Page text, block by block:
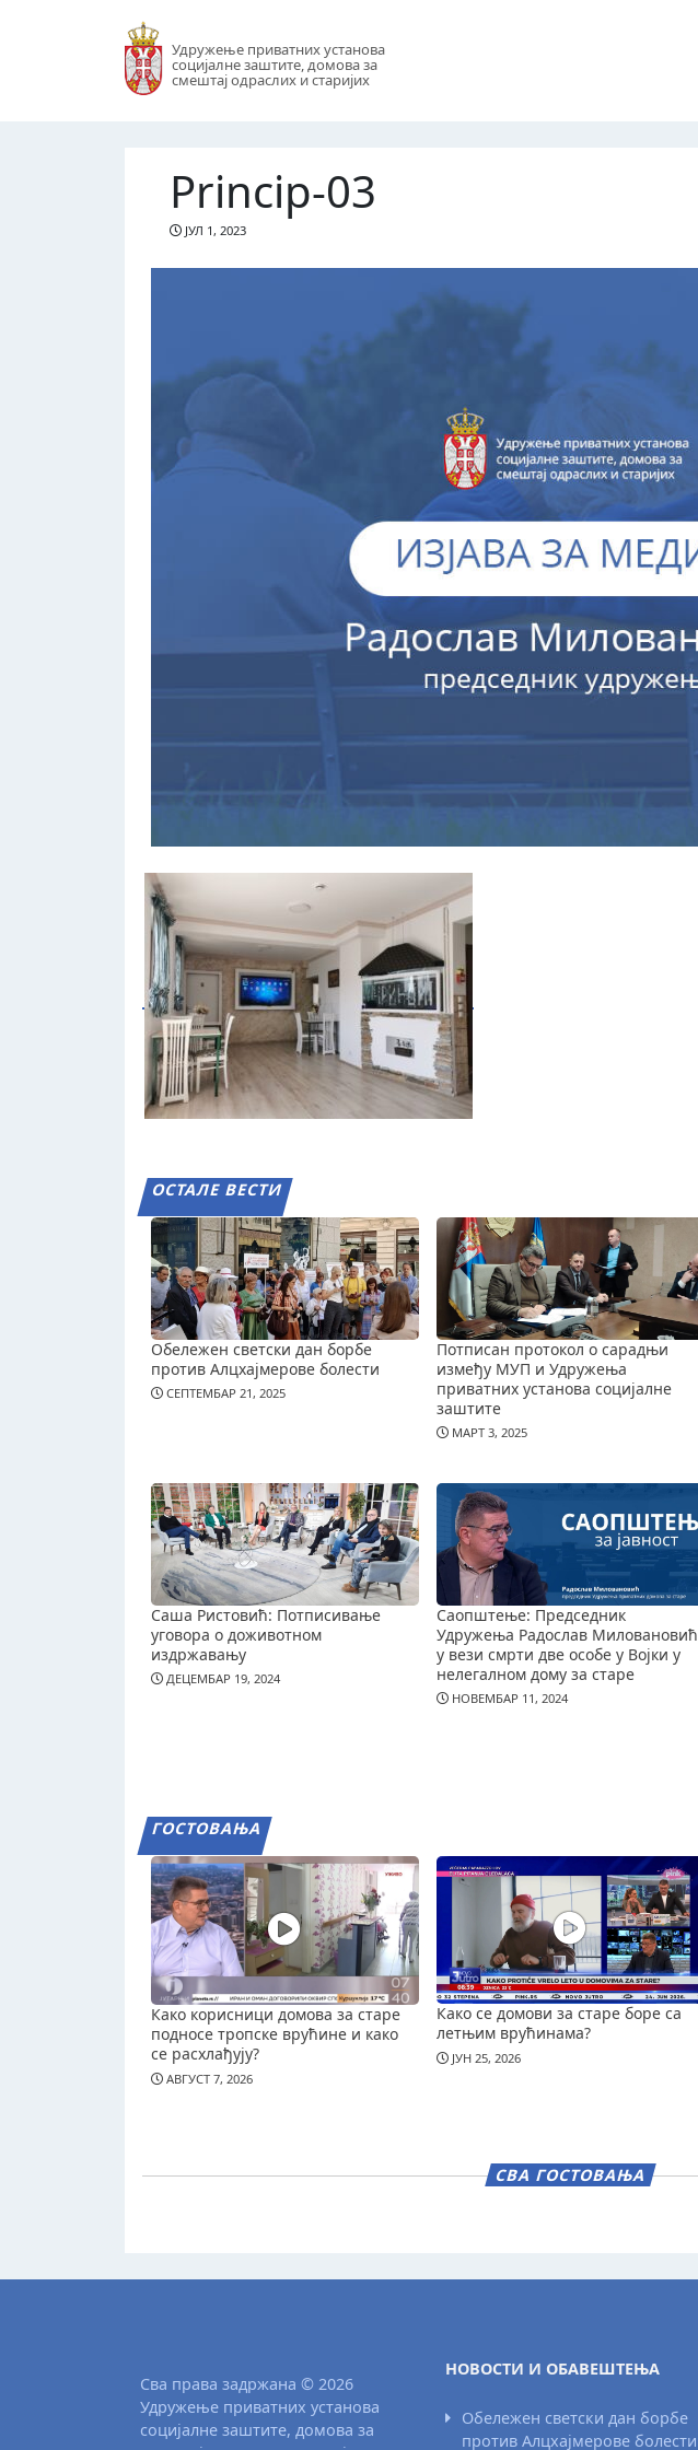
Удружење приватних установа
социјалне заштите, домова за
смештај одраслих и старијих
Princip-03
ЈУЛ 1, 2023
ОСТАЛЕ ВЕСТИ
Обележен светски дан борбе
против Алцхајмерове болести
СЕПТЕМБАР 21, 2025
Потписан протокол о сарадњи
између МУП и Удружења
приватних установа социјалне
заштите
МАРТ 3, 2025
Саша Ристовић: Потписивање
уговора о доживотном
издржавању
ДЕЦЕМБАР 19, 2024
Саопштење: Председник
Удружења Радослав Миловановић
у вези смрти две особе у Војки у
нелегалном дому за старе
НОВЕМБАР 11, 2024
ГОСТОВАЊА
Како корисници домова за старе
подносе тропске врућине и како
се расхлађују?
АВГУСТ 7, 2026
Како се домови за старе боре са
летњим врућинама?
ЈУН 25, 2026
СВА ГОСТОВАЊА
Сва права задржана © 2026
Удружење приватних установа
социјалне заштите, домова за
НОВОСТИ И ОБАВЕШТЕЊА
Обележен светски дан борбе
против Алцхајмерове болести